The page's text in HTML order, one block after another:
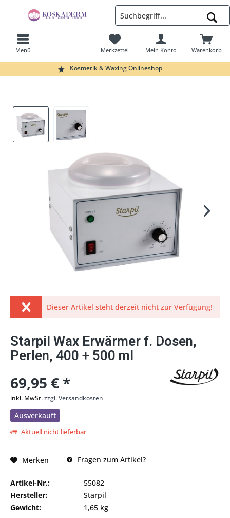
Kosmetik & Waxing Onlineshop
Menü Warenkorb
Merkzettel Mein Konto
Dieser Artikel steht derzeit nicht zur Verfügung!
Starpil Wax Erwärmer f. Dosen,
Perlen, 400 + 500 ml
69,95 € *
inkl. MwSt.zzgl. Versandkosten
Ausverkauft
Aktuell nicht lieferbar
Merken Fragen zum Artikel?
Artikel-Nr.:
55082
Hersteller:
Starpil
Gewicht:
1,65 kg